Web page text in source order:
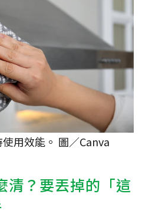
用效能。 圖／Canva
清？要丟掉的「這